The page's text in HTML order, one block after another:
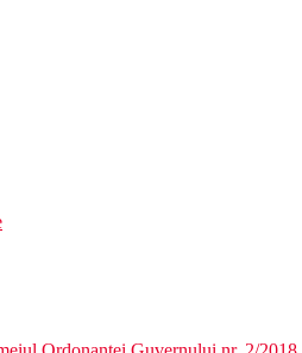
la mare: camere in cladirea
inot: piscina comuna
(sezlonguri si umbrele gratuite)